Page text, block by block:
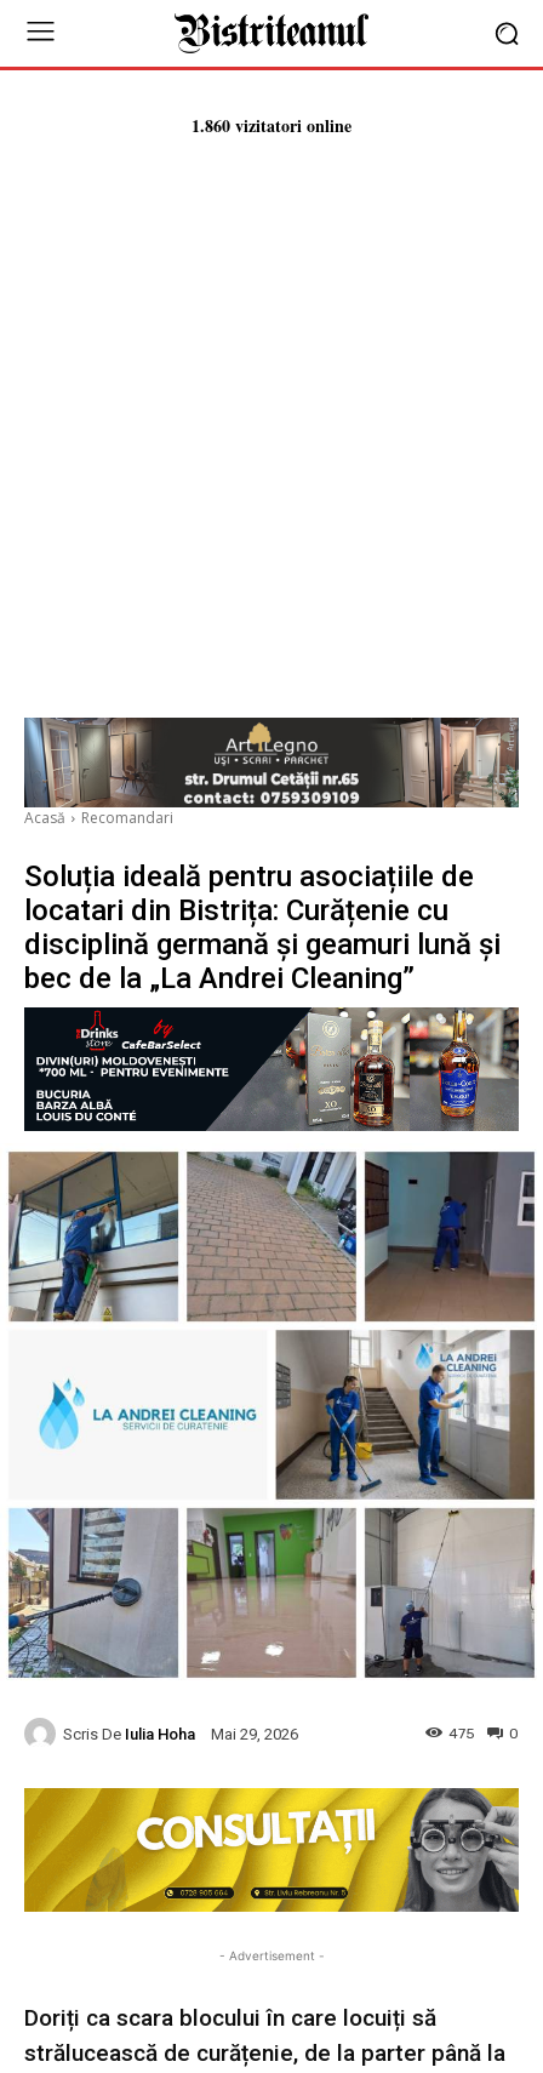
1.860 vizitatori online
Acasă Recomandari
Soluția ideală pentru asociațiile de
locatari din Bistrița: Curățenie cu
disciplină germană și geamuri lună și
bec de la „La Andrei Cleaning”
Scris De Iulia Hoha Mai 29, 2026 0
475
- Advertisement -
Doriți ca scara blocului în care locuiți să
strălucească de curățenie, de la parter până la